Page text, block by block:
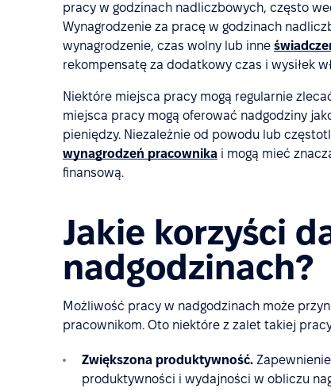
pracy w godzinach nadliczbowych, często
Wynagrodzenie za pracę w godzinach
wynagrodzenie, czas wolny lub inne
rekompensatę za dodatkowy czas i wysiłek
Niektóre miejsca pracy mogą regularnie
miejsca pracy mogą oferować nadgodziny
pieniędzy. Niezależnie od powodu lub
wynagrodzeń pracownika i mogą mieć
finansową.
Jakie korzyści
nadgodzinach?
Możliwość pracy w nadgodzinach może
pracownikom. Oto niektóre z zalet takiej
Zwiększona produktywność.
produktywności i wydajności w obliczu